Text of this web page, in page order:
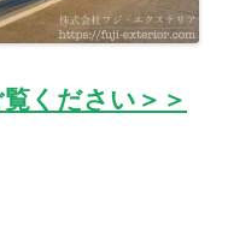
ください＞＞